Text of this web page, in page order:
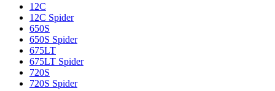
12C
12C Spider
650S
650S Spider
675LT
675LT Spider
720S
720S Spider